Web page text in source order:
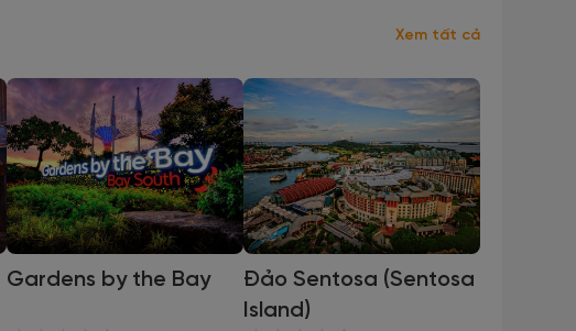
Xem tất cả
Gardens by the Bay
Đảo Sentosa (Sentosa
Island)